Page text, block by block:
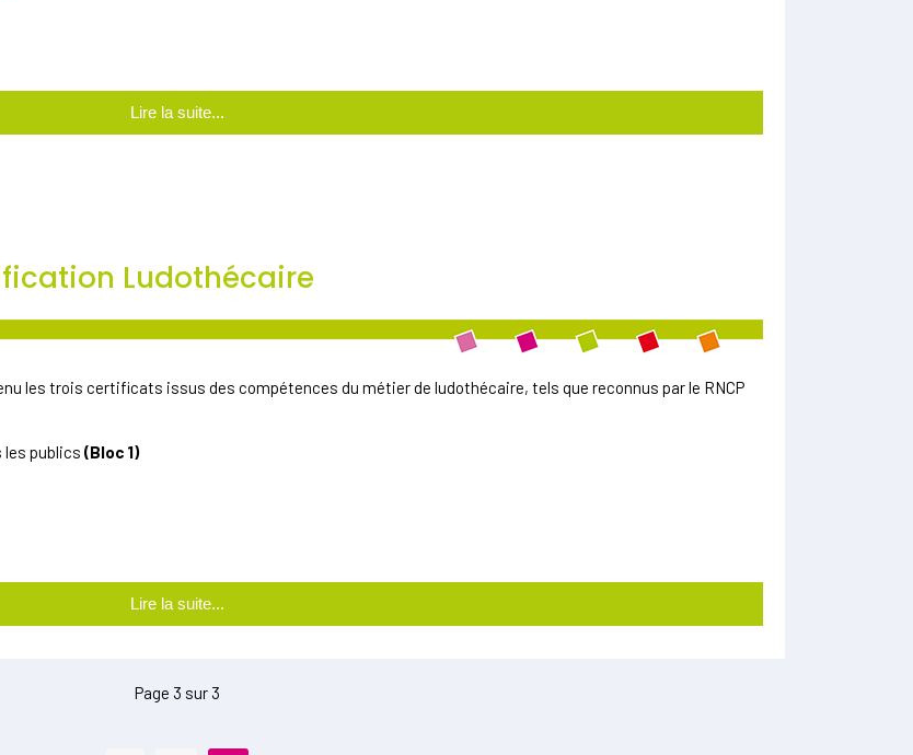
Lire la suite...
Ludothécaire
les trois certificats issus des compétences du métier de ludothécaire, tels que reconnus par le RNCP
les publics (Bloc 1)
Lire la suite...
Page 3 sur 3